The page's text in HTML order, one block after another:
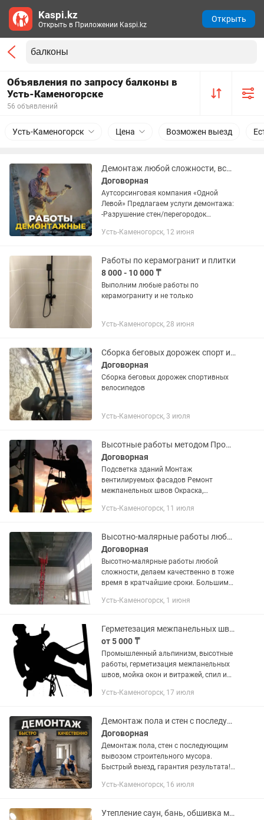
Объявления по запросу балконы в
Усть-Каменогорске
56 объявлений
Усть-Каменогорск Цена Возможен выезд
Демонтаж любой сложности, вскрытие бетона/асфальта
Договорная
Аутсорсинговая компания «Одной
Левой» Предлагаем услуги демонтажа:
-Разрушение стен/перегородок
-Вскрытие бетона/асфальта Мы ТОГО,
Усть-Каменогорск, 12 июня
Работы по керамогранит и плитки
8 000 - 10 000 ₸
Выполним любые работы по
керамограниту и не только
Усть-Каменогорск, 28 июня
Сборка беговых дорожек спорт инвентаря
Договорная
Сборка беговых дорожек спортивных
велосипедов
Усть-Каменогорск, 3 июля
Высотные работы методом Промышленного Альпинизма любой сложности
Договорная
Подсветка зданий Монтаж
вентилируемых фасадов Ремонт
межпанельных швов Окраска,
кровли Возможна оплата через Kaspi
Усть-Каменогорск, 11 июля
Высотно-малярные работы любой сложности
Договорная
Высотно-малярные работы любой
сложности, делаем качественно в тоже
время в кратчайшие сроки. Большим
Усть-Каменогорск, 1 июня
Герметезация межпанельных швов/рустов и другие высотные работы
от 5 000 ₸
Промышленный альпинизм, высотные
работы, герметизация межпанельных
швов, мойка окон и витражей, спил и
демонтаж различных конструкций,
Усть-Каменогорск, 17 июля
Демонтаж пола и стен с последующим вывозом
Договорная
Демонтаж пола, стен с последующим
вывозом строительного мусора.
Быстрый выезд, гарантия результата!
Усть-Каменогорск, 16 июля
Утепление саун, бань, обшивка материалом, изготовление и монтаж полков
Kaspi.kz
Открыть в Приложении Kaspi.kz
Открыть